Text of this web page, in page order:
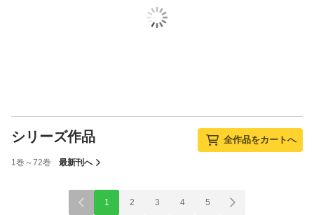
シリーズ作品 全作品をカートへ
1巻～72巻 最新刊へ
1 2 3 4 5